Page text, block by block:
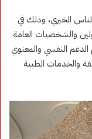
الخيري، وذلك في
والشخصيات العامة
النفسي والمعنوي
والخدمات الطبية